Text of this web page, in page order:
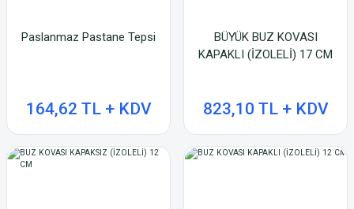
Paslanmaz Pastane Tepsi
164,62 TL + KDV
BÜYÜK BUZ KOVASI
KAPAKLI (İZOLELİ) 17 CM
823,10 TL + KDV